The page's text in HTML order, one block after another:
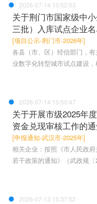
2026-07-14 10:52:03
关于荆门市国家级中
三批）入库试点企业
[项目公示-荆门市-2026年]
各县（市、区）经信部门，
业数字化转型城市试点建设
2026-07-14 10:50:47
关于开展市级2025年
资金兑现审核工作的
[申报通知-武汉市-2025年]
相关企业：按照《市人民政
若干政策的通知》（武政规
2026-07-13 15:37:52